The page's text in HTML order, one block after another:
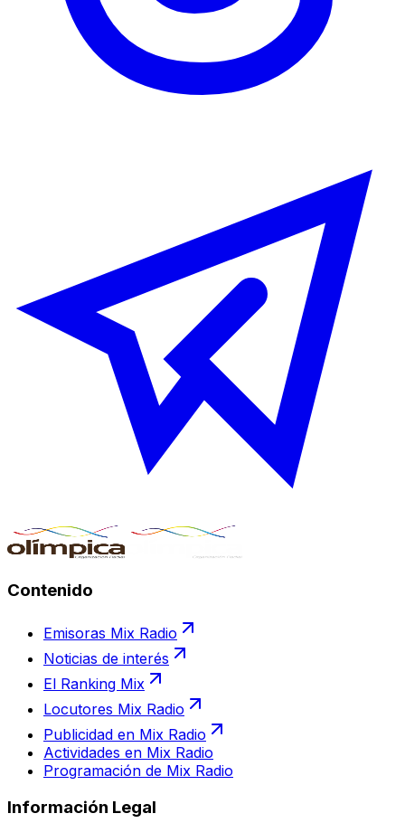
Contenido
Emisoras Mix Radio
Noticias de interés
El Ranking Mix
Locutores Mix Radio
Publicidad en Mix Radio
Actividades en Mix Radio
Programación de Mix Radio
Información Legal